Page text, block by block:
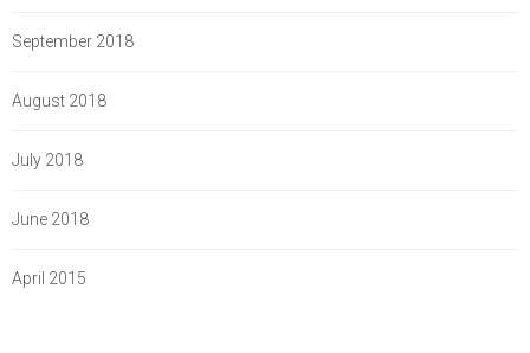
September 2018
August 2018
July 2018
June 2018
April 2015